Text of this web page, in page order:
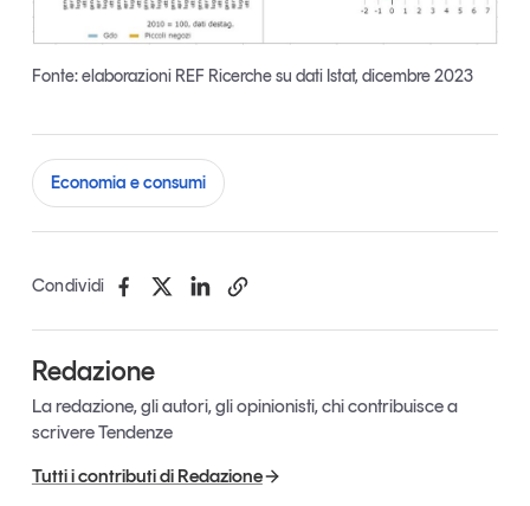
Fonte: elaborazioni REF Ricerche su dati Istat, dicembre 2023
Economia e consumi
Condividi
Redazione
La redazione, gli autori, gli opinionisti, chi contribuisce a
scrivere Tendenze
Tutti i contributi di Redazione